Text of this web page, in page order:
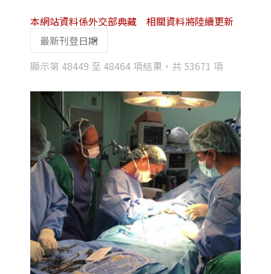
顯示第 48449 至 48464 項結果，共 53671 項
latest
本網站資料係外交部典藏 相關資料將陸續更新